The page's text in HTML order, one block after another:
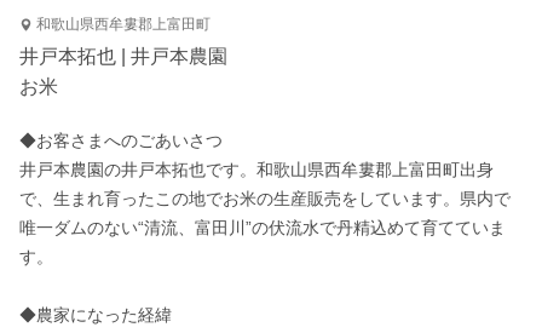
和歌山県西牟婁郡上富田町
井戸本拓也 | 井戸本農園
お米
◆お客さまへのごあいさつ
井戸本農園の井戸本拓也です。和歌山県西牟婁郡上富田町出身
で、生まれ育ったこの地でお米の生産販売をしています。県内で
唯一ダムのない“清流、富田川”の伏流水で丹精込めて育てていま
す。
◆農家になった経緯